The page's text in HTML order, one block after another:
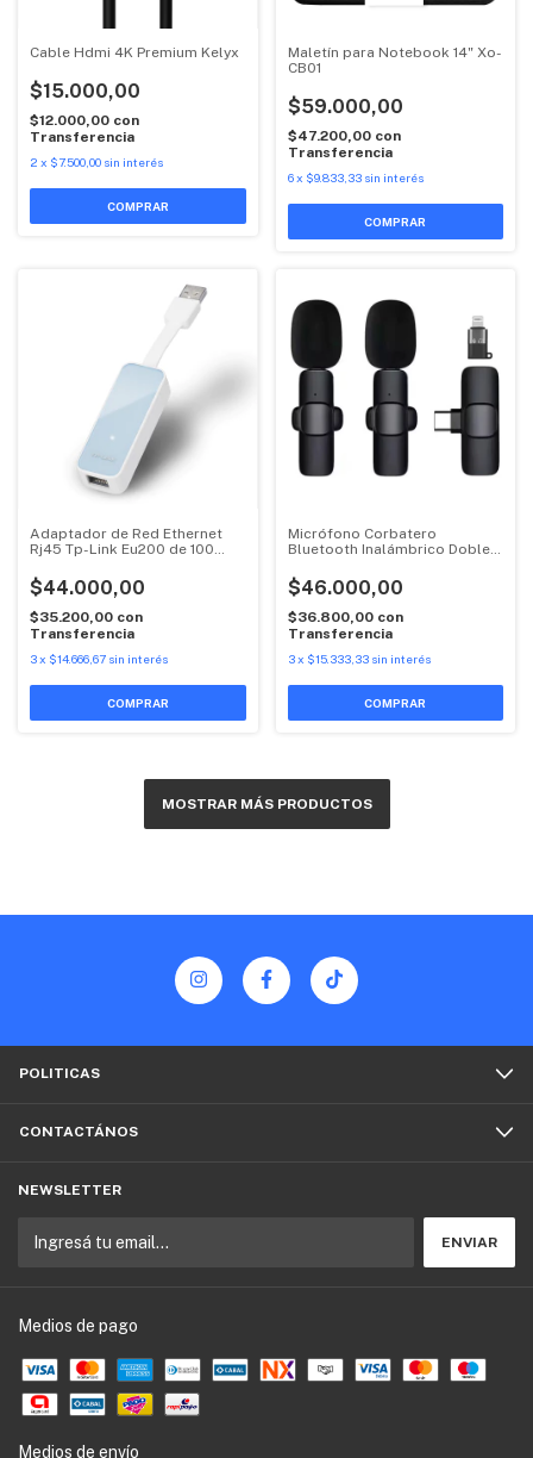
Cable Hdmi 4K Premium Kelyx
$15.000,00
$12.000,00 con
Transferencia
2 x $7.500,00 sin interés
COMPRAR
Maletín para Notebook 14" Xo-
CB01
$59.000,00
$47.200,00 con
Transferencia
6 x $9.833,33 sin interés
COMPRAR
Adaptador de Red Ethernet
Rj45 Tp-Link Eu200 de 100
$44.000,00
$35.200,00 con
Transferencia
3x $14.666,67 sin interés
Micrófono Corbatero
Bluetooth Inalámbrico Doble
$46.000,00
$36.800,00 con
Transferencia
3 x $15.333,33 sin interés
COMPRAR
MOSTRAR MÁS PRODUCTOS
POLITICAS
CONTACTÁNOS
NEWSLETTER
Medios de pago
Medios de envío